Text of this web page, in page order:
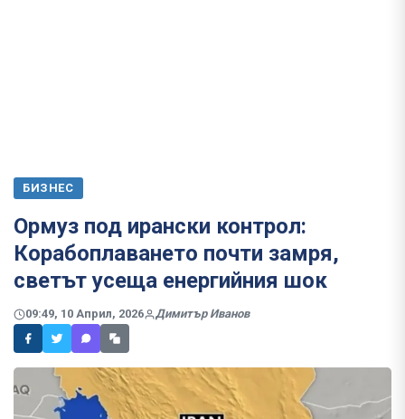
БИЗНЕС
Ормуз под ирански контрол:
Корабоплаването почти замря,
светът усеща енергийния шок
09:49, 10 Април, 2026 Димитър Иванов